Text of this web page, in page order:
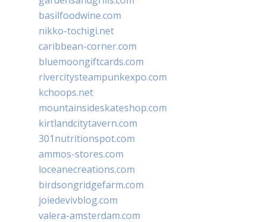
basilfoodwine.com
nikko-tochigi.net
caribbean-corner.com
bluemoongiftcards.com
rivercitysteampunkexpo.com
kchoops.net
mountainsideskateshop.com
kirtlandcitytavern.com
301nutritionspot.com
ammos-stores.com
loceanecreations.com
birdsongridgefarm.com
joiedevivblog.com
valera-amsterdam.com